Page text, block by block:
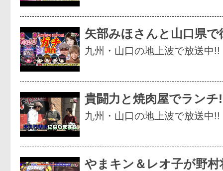
矢部みほさんと山口県
九州・山口の地上波で放送中
貴闘力と焼肉屋でラン
九州・山口の地上波で放送中
やまキン＆レオ子が野